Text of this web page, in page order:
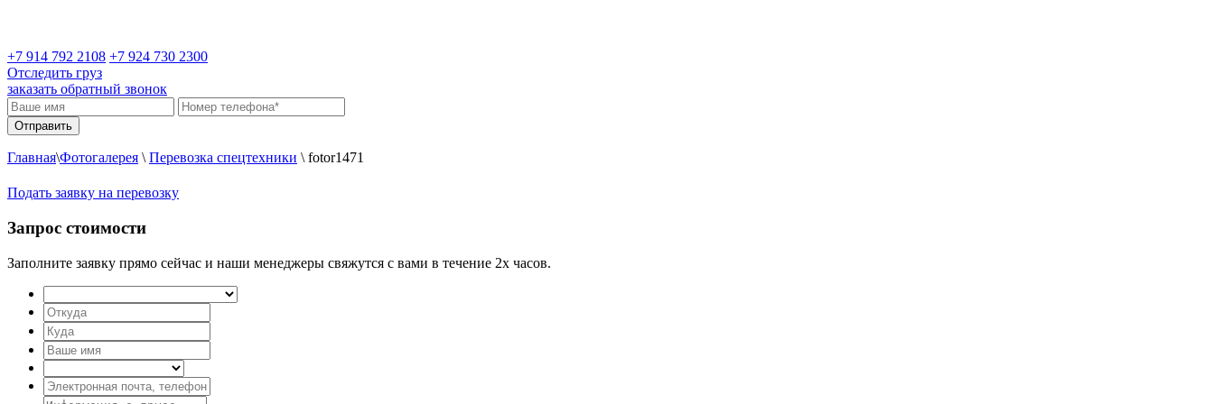
+7 914 792 2108 +7 924 730 2300
Отследить груз
заказать обратный звонок
Главная\Фотогалерея \ Перевозка спецтехники \ fotor1471
Подать заявку на перевозку
Запрос стоимости
Заполните заявку прямо сейчас и наши менеджеры свяжутся с вами в течение 2х часов.